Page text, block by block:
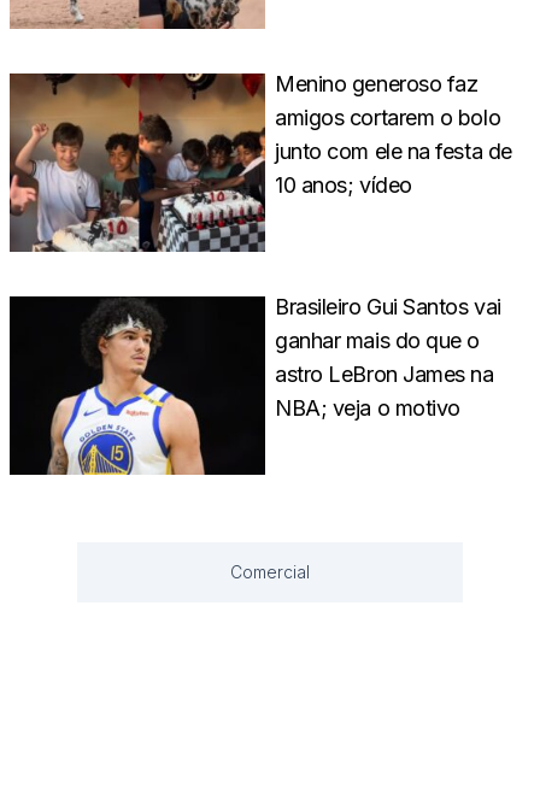
Menino generoso faz
amigos cortarem o bolo
junto com ele na festa de
10 anos; vídeo
Brasileiro Gui Santos vai
ganhar mais do que o
astro LeBron James na
NBA; veja o motivo
Comercial